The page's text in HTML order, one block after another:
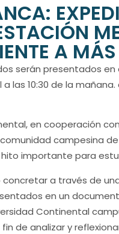
A
serán presentados
las 10:30 de la
en cooperación
campesina
hito importante para
concretar a través de
en un
Continental
de analizar y